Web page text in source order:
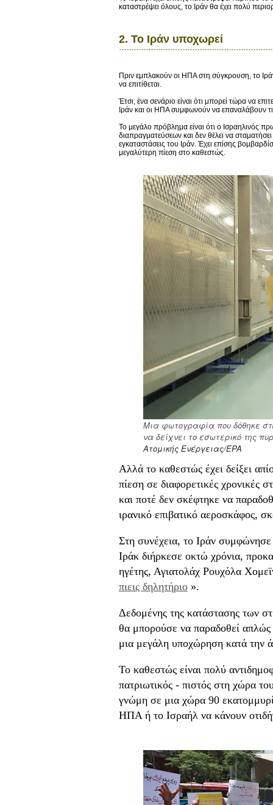
καταστρέψει όλους, το Ιράν θα έχει πολύ
2. Το Ιράν υποχωρεί
Πριν εμπλακούν οι ΗΠΑ στη σύγκρουση, το
να επιτίθεται.
Έτσι, ένα σενάριο είναι ότι μπορεί τώρα να
Ιράν και οι ΗΠΑ συμφωνούν να επαναλάβουν
Το μεγάλο πρόβλημα είναι ότι ο Ισραηλινός
διαπραγματεύσεων και δεν θέλει να
εγκαταστάσεις του Ιράν. Έχει επίσης
μεγαλύτερη πίεση στο καθεστώς.
Μια φωτογραφία που δόθηκε
να δείχνει το εσωτερικό της
Ατομικής Ενέργειας/EPA
Αλλά το καθεστώς έχει δείξει
πίεση σε διαφορετικές χρονικές
και ποτέ δεν σκέφτηκε να
ιρανικό επιβατικό αεροσκάφος,
Στη συνέχεια, το Ιράν
Ιράκ διήρκεσε οκτώ χρόνια,
ηγέτης, Αγιατολάχ Ρουχόλα
πιεις δηλητήριο ».
Δεδομένης της κατάστασης των
θα μπορούσε να παραδοθεί
μια μεγάλη υποχώρηση κατά την
Το καθεστώς είναι πολύ
πατριωτικός - πιστός στη χώρα
γνώμη σε μια χώρα 90
ΗΠΑ ή το Ισραήλ να κάνουν